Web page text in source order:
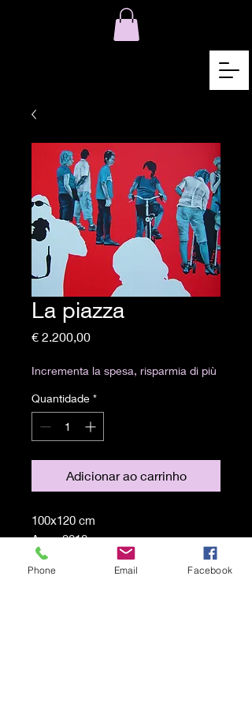
La piazza
€ 2.200,00Preço
Incrementa la spesa, risparmia di più
Quantidade *
Adicionar ao carrinho
100x120 cm
Anno 2010
Acrilico su tela
Phone Email Facebook